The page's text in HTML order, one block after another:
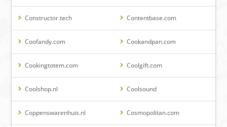
Constructor.tech Contentbase.com
Coofandy.com Cookandpan.com
Cookingtotem.com Coolgift.com
Coolshop.nl Coolsound
Coppenswarenhuis.nl Cosmopolitan.com